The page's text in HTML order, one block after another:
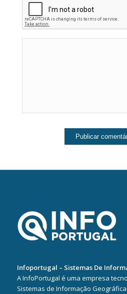
Infoportugal – Sistemas De
A InfoPortugal é uma empresa
Sistemas de Informação